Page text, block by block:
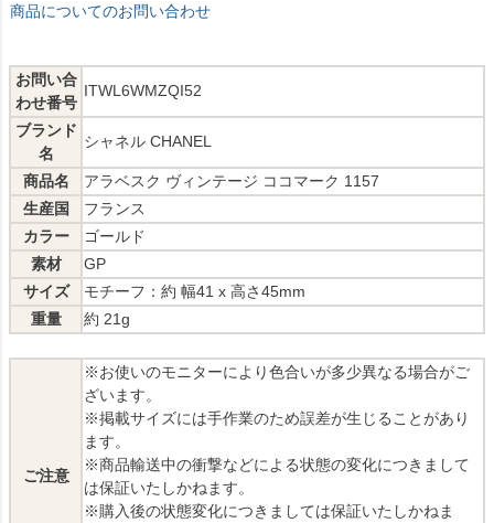
商品についてのお問い合わせ
お問い合
わせ番号
ITWL6WMZQI52
ブランド
名
シャネル CHANEL
商品名
アラベスク ヴィンテージ ココマーク 1157
生産国
フランス
カラー
ゴールド
素材
GP
サイズ
モチーフ：約 幅41 x 高さ45mm
重量
約 21g
ご注意
※お使いのモニターにより色合いが多少異なる場合がご
ざいます。
※掲載サイズには手作業のため誤差が生じることがあり
ます。
※商品輸送中の衝撃などによる状態の変化につきまして
は保証いたしかねます。
※購入後の状態変化につきましては保証いたしかねま